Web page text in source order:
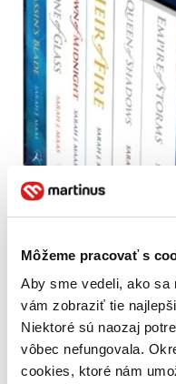
Môžeme pracovať s
Aby sme vedeli, ako sa
vám zobraziť tie
Niektoré sú naozaj
vôbec nefungovala.
cookies, ktoré nám